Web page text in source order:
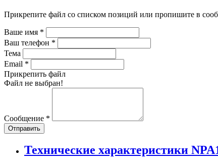
Прикрепите файл со списком позиций или пропишите в
Ваше имя *
Ваш телефон *
Тема
Email *
Прикрепить файл
Файл не выбран!
Сообщение *
Отправить
Технические характеристики